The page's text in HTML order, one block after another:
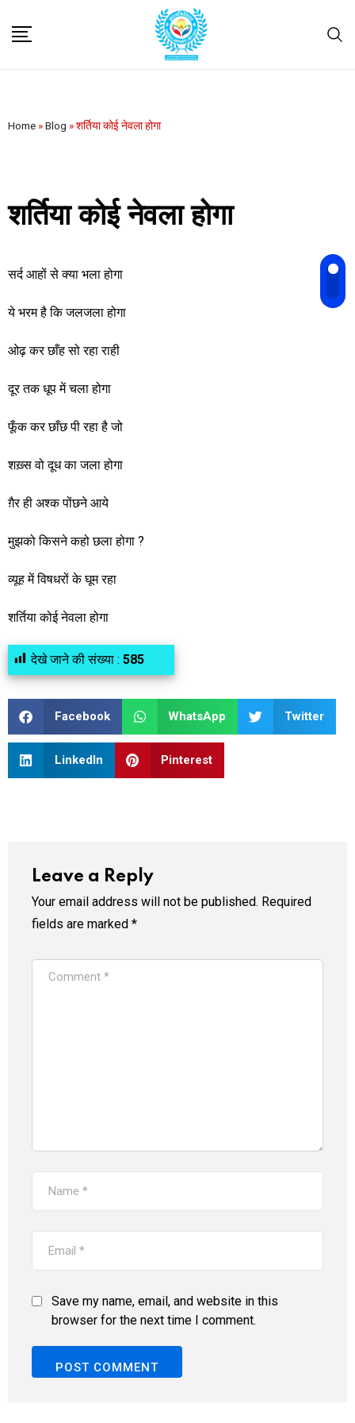
Home »Blog »शर्तिया कोई नेवला होगा
शर्तिया कोई नेवला होगा
सर्द आहों से क्या भला होगा
ये भरम है कि जलजला होगा
ओढ़कर छाँह सो रहा राही
दूर तक धूप में चला होगा
फूँक कर छाँछ पी रहा है जो
शख़्स वो दूध का जला होगा
ग़ैर ही अश्क पोंछने आये
मुझको किसने कहो छला होगा ?
व्यूह में विषधरों के घूम रहा
शर्तिया कोई नेवला होगा
देखे जाने की संख्या : 585
Facebook WhatsApp Twitter
LinkedIn Pinterest
Leave a Reply
Your email address will not be published. Required
fields are marked *
Save my name, email, and website in this
browser for the next time I comment.